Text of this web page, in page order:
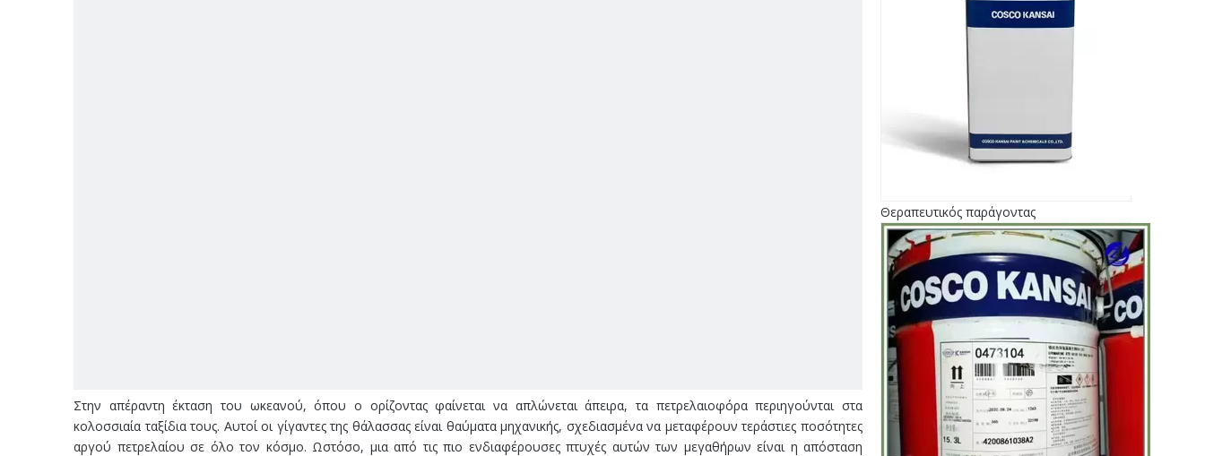
Στην απέραντη έκταση του ωκεανού, όπου ο ορίζοντας φαίνεται να απλώνεται άπειρα, τα πετρελαιοφόρα περιηγούνται στα
κολοσσιαία ταξίδια τους. Αυτοί οι γίγαντες της θάλασσας είναι θαύματα μηχανικής, σχεδιασμένα να μεταφέρουν τεράστιες ποσότητες
αργού πετρελαίου σε όλο τον κόσμο. Ωστόσο, μια από τις πιο ενδιαφέρουσες πτυχές αυτών των μεγαθήρων είναι η απόσταση
Θεραπευτικός παράγοντας